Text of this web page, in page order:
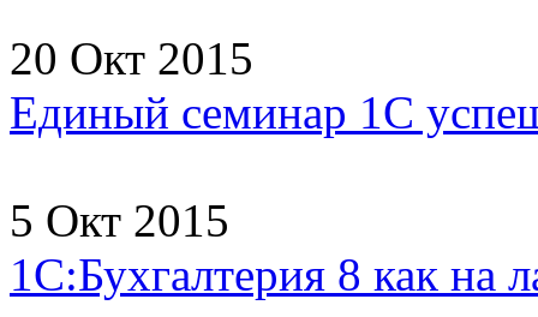
20 Окт 2015
Единый семинар 1С
5 Окт 2015
1С:Бухгалтерия 8 как на